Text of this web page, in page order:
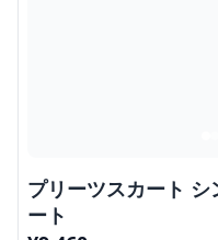
プリーツスカート
ート